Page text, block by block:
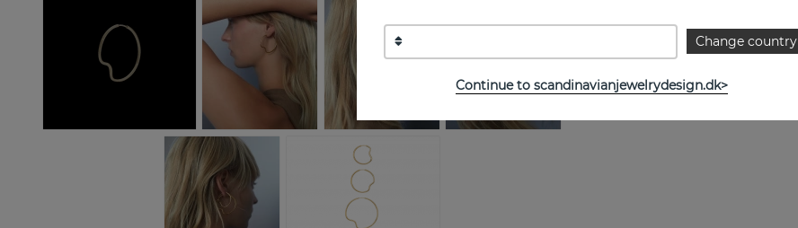
Change country
Continue to scandinavianjewelrydesign.dk>